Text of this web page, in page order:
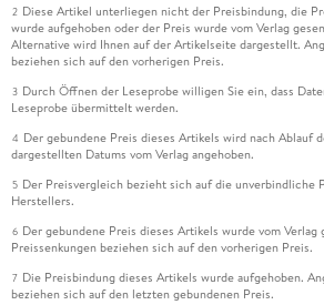
2 Diese Artikel unterliegen nicht der Preisbindung, die
wurde aufgehoben oder der Preis wurde vom Verlag
Alternative wird Ihnen auf der Artikelseite dargestellt.
beziehen sich auf den vorherigen Preis.
3 Durch Öffnen der Leseprobe willigen Sie ein, dass
Leseprobe übermittelt werden.
4 Der gebundene Preis dieses Artikels wird nach Ablauf
dargestellten Datums vom Verlag angehoben.
5 Der Preisvergleich bezieht sich auf die unverbindliche
Herstellers.
6 Der gebundene Preis dieses Artikels wurde vom Verlag
Preissenkungen beziehen sich auf den vorherigen Preis.
7 Die Preisbindung dieses Artikels wurde aufgehoben.
beziehen sich auf den letzten gebundenen Preis.